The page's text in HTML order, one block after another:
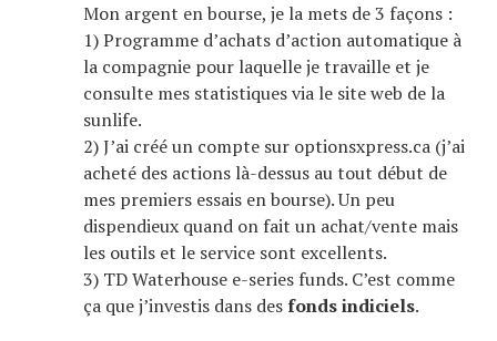
Mon argent en bourse, je la mets de 3 façons :
1) Programme d’achats d’action automatique à
la compagnie pour laquelle je travaille et je
consulte mes statistiques via le site web de la
sunlife.
2) J’ai créé un compte sur optionsxpress.ca (j’ai
acheté des actions là-dessus au tout début de
mes premiers essais en bourse). Un peu
dispendieux quand on fait un achat/vente mais
les outils et le service sont excellents.
3) TD Waterhouse e-series funds. C’est comme
ça que j’investis dans desfonds indiciels.